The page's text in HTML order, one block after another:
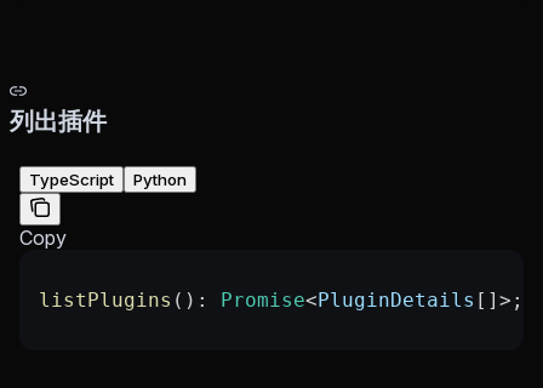
列出插件
TypeScript Python
Copy
listPlugins (): Promise< PluginDetails [] > ;